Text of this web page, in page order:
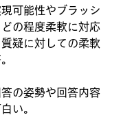
可能性やブラッシ
の程度柔軟に対応
疑に対しての柔軟
の姿勢や回答内容
い。